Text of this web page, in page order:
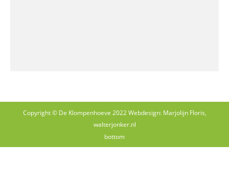
Copyright © De Klompenhoeve 2022 Webdesign: Marjolijn Floris,
walterjonker.nl
bottom